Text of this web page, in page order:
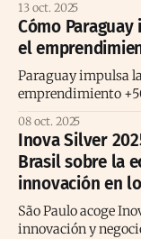
13 oct. 2025
Cómo
el
Paraguay impulsa
emprendimiento
08 oct. 2025
Inova Silver
Brasil sobre la
innovación en
São Paulo acoge
innovación y